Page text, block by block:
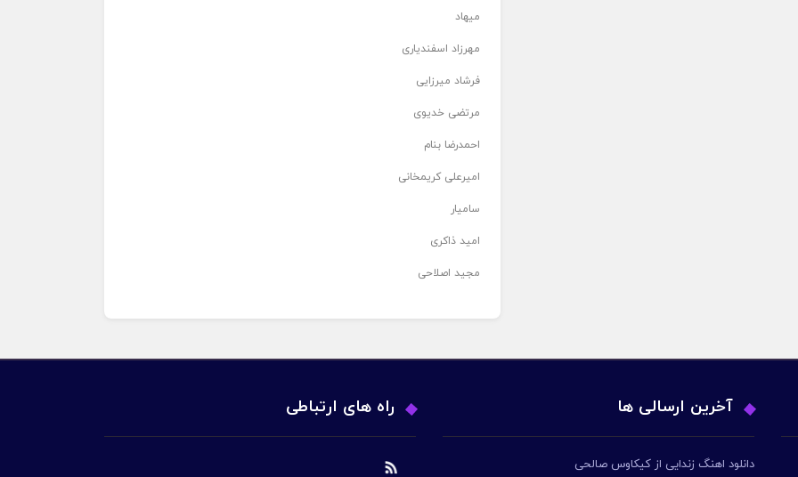
میهاد
مهرزاد اسفندیاری
فرشاد میرزایی
مرتضی خدیوی
احمدرضا بنام
امیرعلی کریمخانی
سامیار
امید ذاکری
مجید اصلاحی
آخرین ارسالی ها
دانلود اهنگ زندایی از کیکاوس صالحی
راه های ارتباطی